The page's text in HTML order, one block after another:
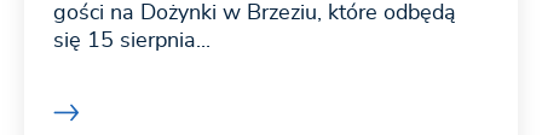
gości na Dożynki w Brzeziu, które odbędą
się 15 sierpnia...